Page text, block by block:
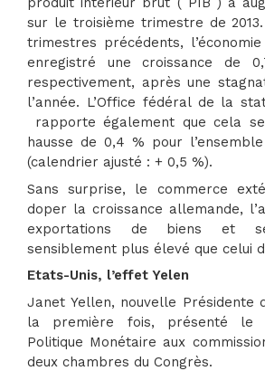
sur le troisième trimestre de
trimestres précédents,
enregistré une croissance de
respectivement, après une
l’année. L’Office fédéral de la
rapporte également que cela
hausse de 0,4 % pour l’ensemble
(calendrier ajusté : + 0,5 %).
Sans surprise, le commerce
doper la croissance allemande,
exportations de biens et
sensiblement plus élevé que celui
Etats-Unis, l’effet Yelen
Janet Yellen, nouvelle Présidente
la première fois, présenté
Politique Monétaire aux
deux chambres du Congrès.